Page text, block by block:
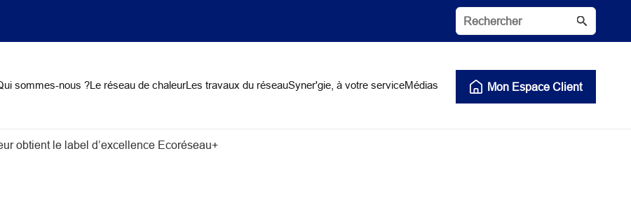
sommes-nous ?Le réseau de chaleurLes travaux du réseauSyner'gie, à votre serviceMédias Mon Espace Client
obtient le label d’excellence Ecoréseau+